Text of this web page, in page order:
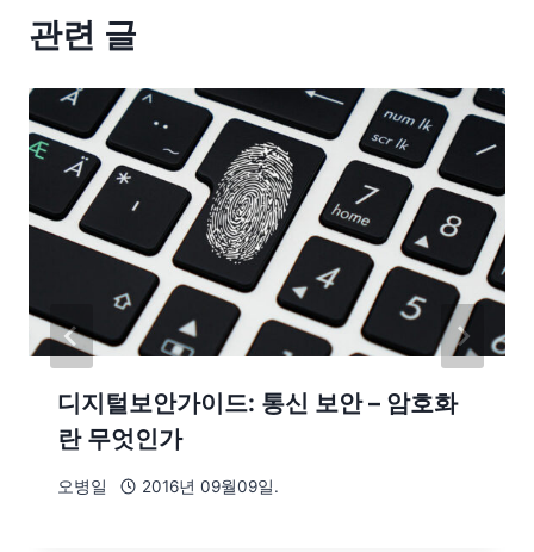
관련 글
디지털보안가이드: 통신 보안 – 암호화
란 무엇인가
오병일 2016년 09월09일.